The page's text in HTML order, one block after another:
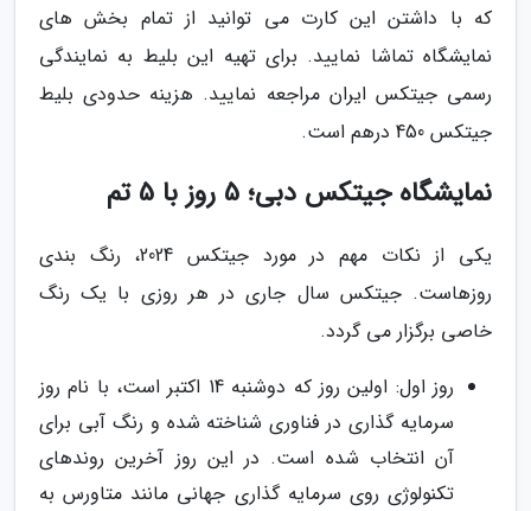
که با داشتن این کارت می توانید از تمام بخش های
نمایشگاه تماشا نمایید. برای تهیه این بلیط به نمایندگی
رسمی جیتکس ایران مراجعه نمایید. هزینه حدودی بلیط
جیتکس 450 درهم است.
نمایشگاه جیتکس دبی؛ 5 روز با 5 تم
یکی از نکات مهم در مورد جیتکس 2024، رنگ بندی
روزهاست. جیتکس سال جاری در هر روزی با یک رنگ
خاصی برگزار می گردد.
روز اول: اولین روز که دوشنبه 14 اکتبر است، با نام روز
سرمایه گذاری در فناوری شناخته شده و رنگ آبی برای
آن انتخاب شده است. در این روز آخرین روندهای
تکنولوژی روی سرمایه گذاری جهانی مانند متاورس به